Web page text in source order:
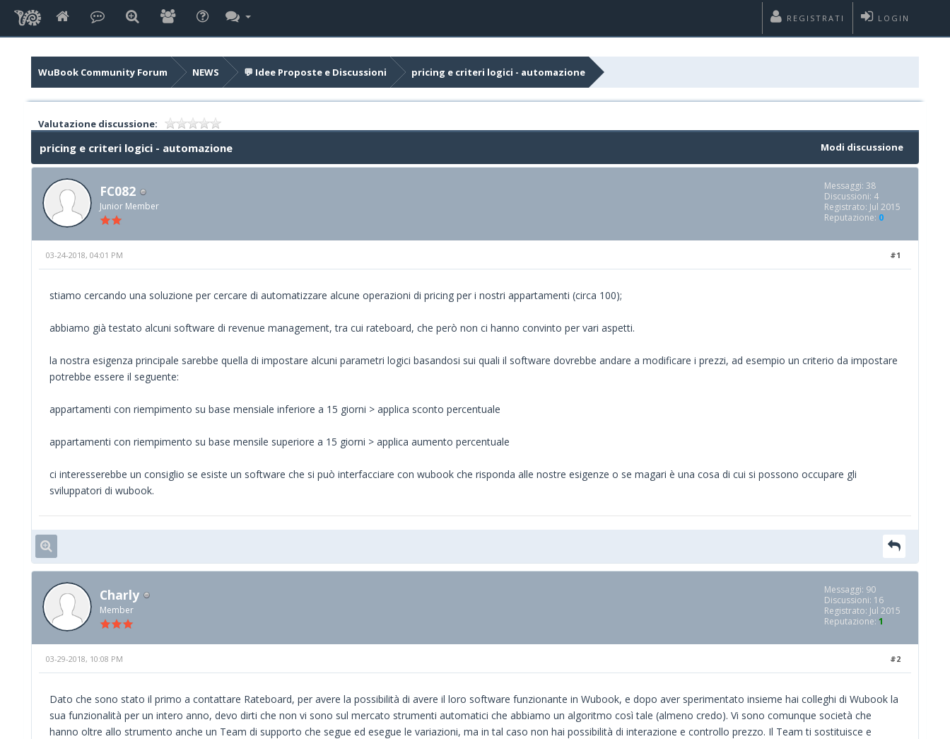
LOGIN
REGISTRATI
WuBook Community Forum NEWS 💬 Idee Proposte e Discussioni pricing e criteri logici - automazione
Valutazione discussione:
Modi discussione
pricing e criteri logici - automazione
FC082
Junior Member
Messaggi: 38
Discussioni: 4
Registrato: Jul 2015
Reputazione: 0
#1
03-24-2018, 04:01 PM
stiamo cercando una soluzione per cercare di automatizzare alcune operazioni di pricing per i nostri appartamenti (circa 100);
abbiamo già testato alcuni software di revenue management, tra cui rateboard, che però non ci hanno convinto per vari aspetti.
la nostra esigenza principale sarebbe quella di impostare alcuni parametri logici basandosi sui quali il software dovrebbe andare a modificare i prezzi, ad esempio un criterio da impostare
potrebbe essere il seguente:
appartamenti con riempimento su base mensiale inferiore a 15 giorni > applica sconto percentuale
appartamenti con riempimento su base mensile superiore a 15 giorni > applica aumento percentuale
ci interesserebbe un consiglio se esiste un software che si può interfacciare con wubook che risponda alle nostre esigenze o se magari è una cosa di cui si possono occupare gli
sviluppatori di wubook.
Charly
Member
Messaggi: 90
Discussioni: 16
Registrato: Jul 2015
Reputazione: 1
#2
03-29-2018, 10:08 PM
Dato che sono stato il primo a contattare Rateboard, per avere la possibilità di avere il loro software funzionante in Wubook, e dopo aver sperimentato insieme hai colleghi di Wubook la
sua funzionalità per un intero anno, devo dirti che non vi sono sul mercato strumenti automatici che abbiamo un algoritmo così tale (almeno credo). Vi sono comunque società che
hanno oltre allo strumento anche un Team di supporto che segue ed esegue le variazioni, ma in tal caso non hai possibilità di interazione e controllo prezzo. Il Team ti sostituisce e